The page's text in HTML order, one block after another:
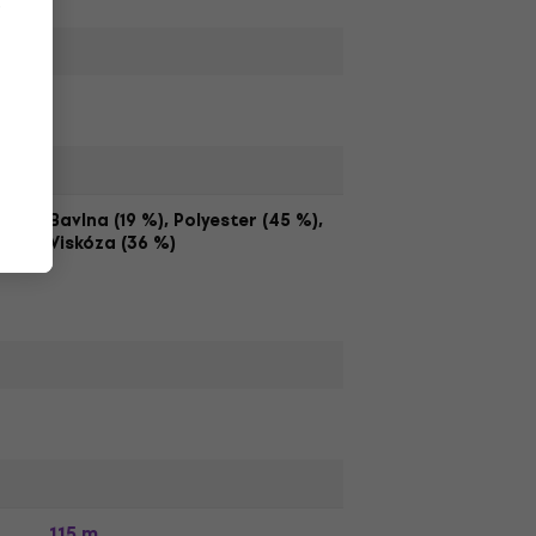
Bavlna (19 %), Polyester (45 %),
Viskóza (36 %)